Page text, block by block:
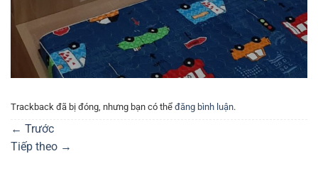
Trackback đã bị đóng, nhưng bạn có thể đăng bình luận.
← Trước
Tiếp theo →